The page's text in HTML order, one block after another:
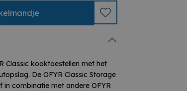
Classic kooktoestellen met het
De OFYR Classic Storage
combinatie met andere OFYR